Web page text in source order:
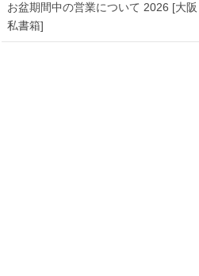
お盆期間中の営業について 2026 [大阪
私書箱]